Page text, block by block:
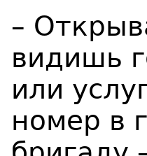
–
видишь
или
номер в